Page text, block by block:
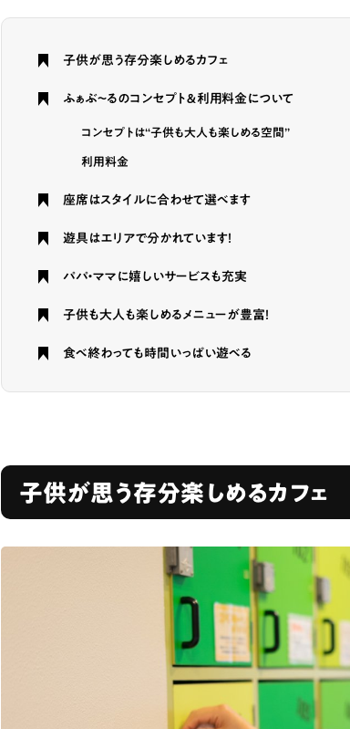
子供が思う存分楽しめるカフェ
ふぁぶ〜るのコンセプト＆利用料金について
コンセプトは“子供も大人も楽しめる空間”
利用料金
座席はスタイルに合わせて選べます
遊具はエリアで分かれています！
パパ・ママに嬉しいサービスも充実
子供も大人も楽しめるメニューが豊富！
食べ終わっても時間いっぱい遊べる
子供が思う存分楽しめるカフェ